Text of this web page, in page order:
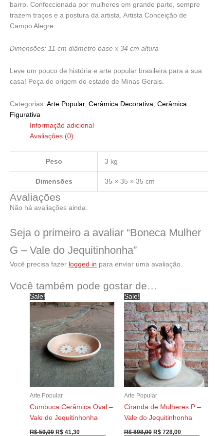
barro. Confeccionada por mulheres em grande parte, sempre
trazem traços e a postura da artista. Artista Conceição de
Campo Alegre.
Dimensões: 11 cm diâmetro base x 34 cm altura
Leve um pouco de história e arte popular brasileira para a sua
casa! Peça de origem do estado de Minas Gerais.
Categorias: Arte Popular, Cerâmica Decorativa Cerâmica
Figurativa
Informação adicional
Avaliações (0)
Peso 3 kg
Dimensões 35 × 35 × 35 cm
Avaliações
Não há avaliações ainda.
Seja o primeiro a avaliar “Boneca Mulher
G – Vale do Jequitinhonha”
Você precisa fazer logged in para enviar uma avaliação.
Você também pode gostar de…
Sale!
Arte Popular
Cumbuca Cerâmica Oval –
Vale do Jequitinhonha
R$59,00 OR$ 41,30O
Sale!
Arte Popular
Ciranda de Mulheres P –
Vale do Jequitinhonha
R$898,00 OR$728,00O